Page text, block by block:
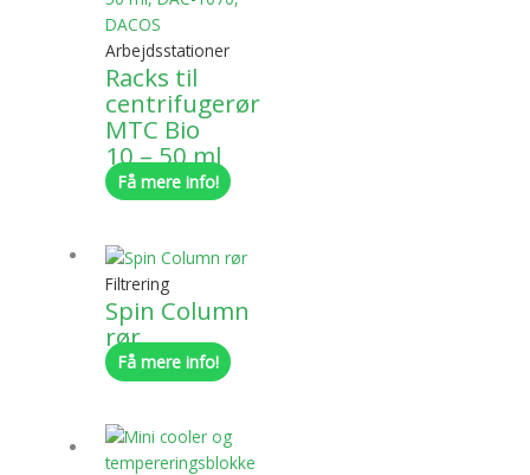
Arbejdsstationer
Racks til
centrifugerør
MTC Bio
10 – 50 ml
Få mere info!
Filtrering
Spin Column
rør
Få mere info!